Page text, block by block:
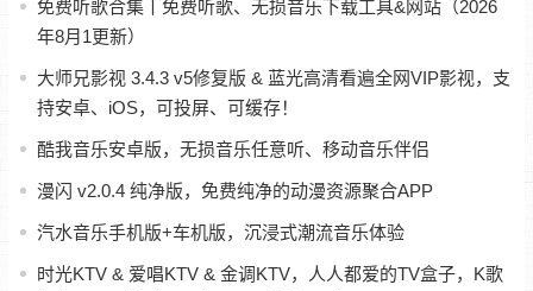
免费听歌合集丨免费听歌、无损音乐下载工具&网站（2026
年8月1更新）
大师兄影视 3.4.3 v5修复版 & 蓝光高清看遍全网VIP影视，支
持安卓、iOS，可投屏、可缓存！
酷我音乐安卓版，无损音乐任意听、移动音乐伴侣
漫闪 v2.0.4 纯净版，免费纯净的动漫资源聚合APP
汽水音乐手机版+车机版，沉浸式潮流音乐体验
时光KTV & 爱唱KTV & 金调KTV，人人都爱的TV盒子，K歌